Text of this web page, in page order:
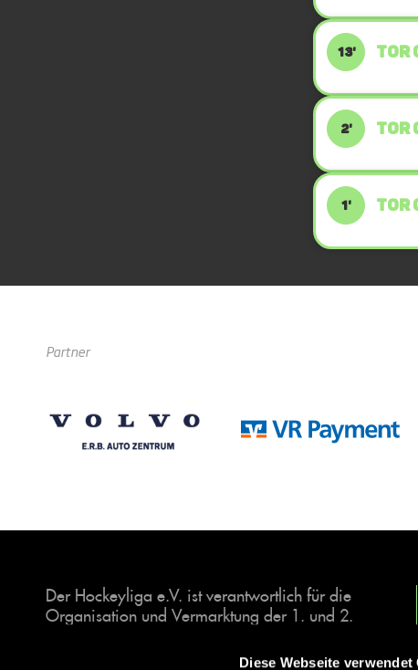
Diese Webseite verwendet
13' TOR
2' TOR
1' TOR
Partner
Der Hockeyliga e.V. ist verantwortlich für die
Organisation und Vermarktung der 1. und 2.
Halle. Insgesamt sind über 60 Vereine unter dem